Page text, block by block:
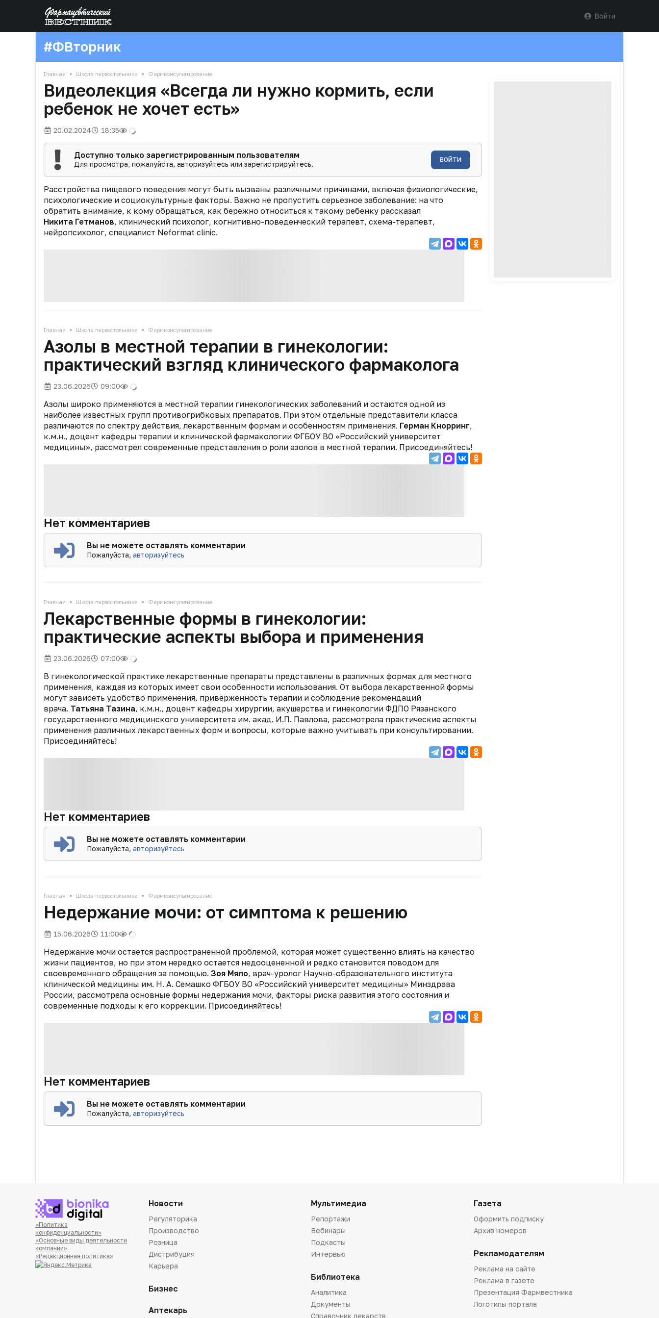
Войти
#ФВторник
Главная • Школа первостольника • Фармконсультирование
Видеолекция «Всегда ли нужно кормить, если
ребенок не хочет есть»
20.02.2024 18:35
Доступно только зарегистрированным пользователям
Для просмотра, пожалуйста, авторизуйтесь или зарегистрируйтесь.
ВОЙТИ
Расстройства пищевого поведения могут быть вызваны различными причинами, включая физиологические,
психологические и социокультурные факторы. Важно не пропустить серьезное заболевание: на что
обратить внимание, к кому обращаться, как бережно относиться к такому ребенку рассказал
Никита Гетманов, клинический психолог, когнитивно-поведенческий терапевт, схема-терапевт,
нейропсихолог, специалист Neformat clinic.
Главная • Школа первостольника • Фармконсультирование
Азолы в местной терапии в гинекологии:
практический взгляд клинического фармаколога
23.06.2026 09:00
Азолы широко применяются в местной терапии гинекологических заболеваний и остаются одной из
наиболее известных групп противогрибковых препаратов. При этом отдельные представители класса
различаются по спектру действия, лекарственным формам и особенностям применения. Герман Кнорринг,
к.м.н., доцент кафедры терапии и клинической фармакологии ФГБОУ ВО «Российский университет
медицины», рассмотрел современные представления о роли азолов в местной терапии. Присоединяйтесь!
Нет комментариев
Вы не можете оставлять комментарии
Пожалуйста,авторизуйтесь
Главная • Школа первостольника • Фармконсультирование
Лекарственные формы в гинекологии:
практические аспекты выбора и применения
23.06.2026 07:00
В гинекологической практике лекарственные препараты представлены в различных формах для местного
применения, каждая из которых имеет свои особенности использования. От выбора лекарственной формы
могут зависеть удобство применения, приверженность терапии и соблюдение рекомендаций
врача. Татьяна Тазина, к.м.н., доцент кафедры хирургии, акушерства и гинекологии ФДПО Рязанского
государственного медицинского университета им. акад. И.П. Павлова, рассмотрела практические аспекты
применения различных лекарственных форм и вопросы, которые важно учитывать при консультировании.
Присоединяйтесь!
Нет комментариев
Вы не можете оставлять комментарии
Пожалуйста,авторизуйтесь
Главная • Школа первостольника • Фармконсультирование
Недержание мочи: от симптома к решению
15.06.2026 11:00
Недержание мочи остается распространенной проблемой, которая может существенно влиять на качество
жизни пациентов, но при этом нередко остается недооцененной и редко становится поводом для
своевременного обращения за помощью. Зоя Мяло, врач-уролог Научно-образовательного института
клинической медицины им. Н. А. Семашко ФГБОУ ВО «Российский университет медицины» Минздрава
России, рассмотрела основные формы недержания мочи, факторы риска развития этого состояния и
современные подходы к его коррекции. Присоединяйтесь!
Нет комментариев
Вы не можете оставлять комментарии
Пожалуйста,авторизуйтесь
«Политика
конфиденциальности»
«Основные виды деятельности
компании»
«Редакционная политика»
Новости
Регуляторика
Производство
Розница
Дистрибуция
Карьера
Бизнес
Аптекарь
Мультимедиа
Репортажи
Вебинары
Подкасты
Интервью
Библиотека
Аналитика
Документы
Справочник лекарств
Газета
Оформить подписку
Архив номеров
Рекламодателям
Реклама на сайте
Реклама в газете
Презентация Фармвестника
Логотипы портала